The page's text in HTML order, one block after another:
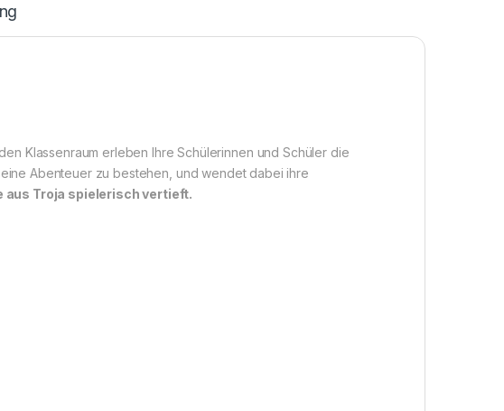
Klassenraum erleben Ihre Schülerinnen und Schüler die
Abenteuer zu bestehen, und wendet dabei ihre
aus Troja spielerisch vertieft.